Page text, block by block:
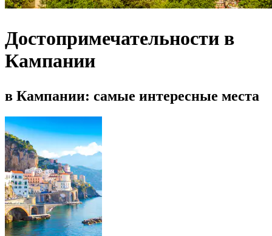
Достопримечательности в
Кампании
в Кампании: самые интересные места